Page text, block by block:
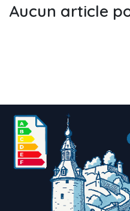
Aucun article